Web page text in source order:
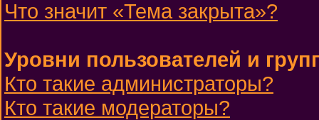
Что значит «Тема закрыта»?
Уровни пользователей и
Кто такие администраторы?
Кто такие модераторы?